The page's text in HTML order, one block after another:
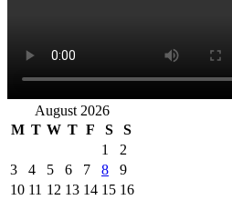
August 2026
M T W T F S
S
1
2
3
4 5 6 7 8
9
10 11 12 13 14 15 16